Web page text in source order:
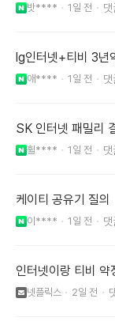
밧**** 1일 전
lg인터넷+티비 3년
애**** 1일 전
SK 인터넷 패밀리
휠**** 1일 전
케이티 공유기 질의
이**** 1일 전
인터넷이랑 티비 약
넷플릭스 2일 전